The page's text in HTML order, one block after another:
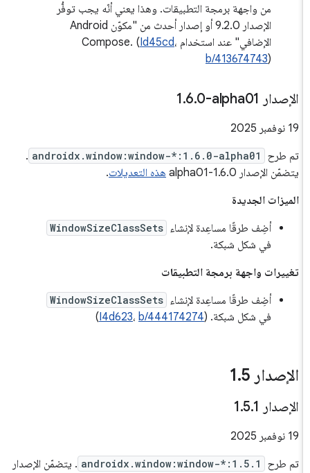
من واجهة برمجة التطبيقات. وهذا يعني أنّه يجب توفُّر
الإصدار 9.2.0 أو إصدار أحدث من "مكوّن Android
الإضافي" عند استخدام Compose. ( Id45cd،
b/413674743
الإصدار ‎1 .6.0-alpha01
‫19 نوفمبر 2025
تم طرح androidx.window:window-*:1.6.0-alpha01
.
يتضمّن الإصدار 1.6.0-alpha01
هذه التعديلات.
الميزات الجديدة
أضِف طرقًا مساعِدة لإنشاء
WindowSizeClassSets
في شكل شبكة.
تغييرات واجهة برمجة التطبيقات
أضِف طرقًا مساعِدة لإنشاء
WindowSizeClassSets
في شكل شبكة. ( I4d623،b/444174274
)
الإصدار 1 .5
الإصدار 1 .5. 1
‫19 نوفمبر 2025
تم طرح androidx.window:window-*:1.5.1 . يتضمّن الإصدار